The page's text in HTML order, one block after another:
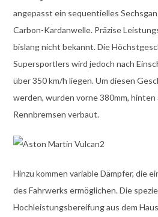
angepasst ein sequentielles
Carbon-Kardanwelle. Präzise
bislang nicht bekannt. Die
Supersportlers wird jedoch nach
über 350 km/h liegen. Um diesen
werden, wurden vorne 380mm, hinten
Rennbremsen verbaut.
Hinzu kommen variable Dämpfer, die
des Fahrwerks ermöglichen. Die
Hochleistungsbereifung aus dem